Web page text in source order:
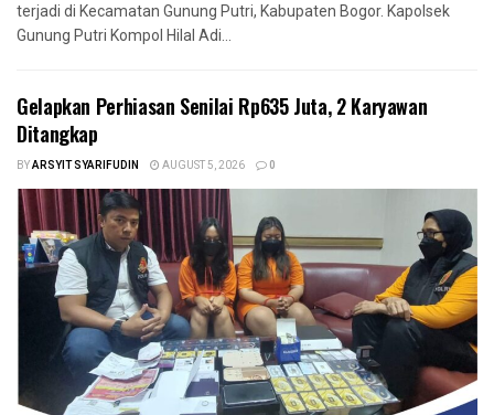
terjadi di Kecamatan Gunung Putri, Kabupaten Bogor. Kapolsek
Gunung Putri Kompol Hilal Adi...
Gelapkan Perhiasan Senilai Rp635 Juta, 2 Karyawan
Ditangkap
BYARSYIT SYARIFUDIN AUGUST 5, 2026 0